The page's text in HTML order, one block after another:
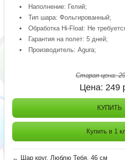
Наполнение: Гелий;
Тип шара: Фольгированный;
Обработка Hi-Float: Не
Гарантия на полет: 5 дней;
Производитель: Agura;
Старая цена:
Цена: 249
КУПИТЬ
Купить в 1
← Шар круг, Люблю Тебя, 46 см